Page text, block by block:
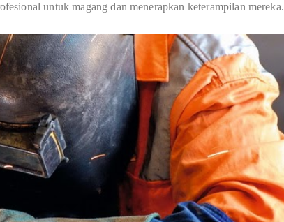
untuk magang dan menerapkan keterampilan mereka.